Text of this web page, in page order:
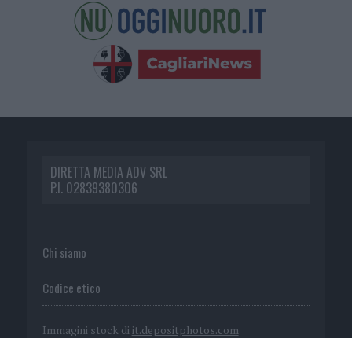
DIRETTA MEDIA ADV SRL
P.I. 02839380306
Chi siamo
Codice etico
Immagini stock di it.depositphotos.com